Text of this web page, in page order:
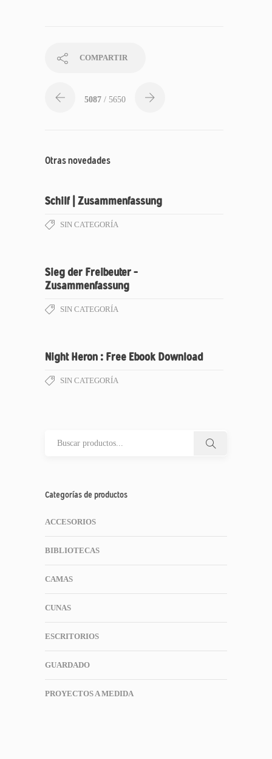
COMPARTIR
5087 / 5650
Otras novedades
Schilf | Zusammenfassung
SIN CATEGORÍA
Sieg der Freibeuter –
Zusammenfassung
SIN CATEGORÍA
Night Heron : Free Ebook Download
SIN CATEGORÍA
Categorías de productos
ACCESORIOS
BIBLIOTECAS
CAMAS
CUNAS
ESCRITORIOS
GUARDADO
PROYECTOS A MEDIDA